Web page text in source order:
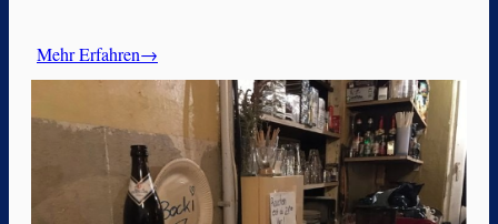
Mehr Erfahren→